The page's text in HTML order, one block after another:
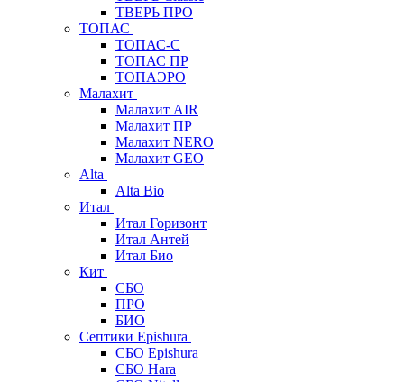
ТВЕРЬ ПРО
ТОПАС
ТОПАС-С
ТОПАС ПР
ТОПАЭРО
Малахит
Малахит AIR
Малахит ПР
Малахит NERO
Малахит GEO
Alta
Alta Bio
Итал
Итал Горизонт
Итал Антей
Итал Био
Кит
СБО
ПРО
БИО
Септики Epishura
СБО Epishura
СБО Hara